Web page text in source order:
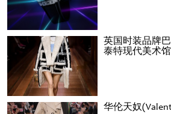
英国时装品牌
泰特现代美术
华伦天奴